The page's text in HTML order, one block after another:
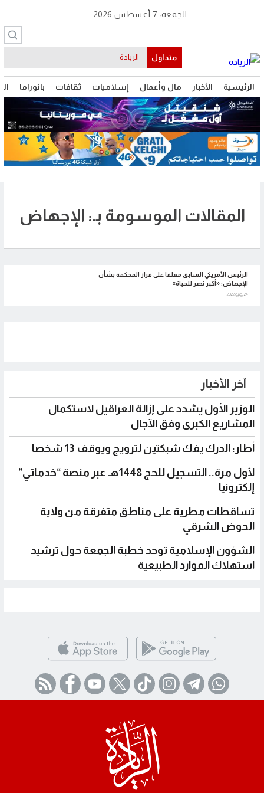
الرئيسية الأخبار مال وأعمال إسلاميات ثقافات بانوراما
الجمعة، 7 أغسطس 2026
متداول الريادة
المقالات الموسومة بـ: الإجهاض
الرئيس الأمريكي السابق معلقا على قرار المحكمة بشأن
الإجهاض: «أكبر نصر للحياة»
24 يونيو 2022
آخر الأخبار
الوزير الأول يشدد على إزالة العراقيل لاستكمال
المشاريع الكبرى وفق الآجال
أطار: الدرك يفك شبكتين لترويج ويوقف 13 شخصا
لأول مرة.. التسجيل للحج 1448هـ عبر منصة “خدماتي”
إلكترونيا
تساقطات مطرية على مناطق متفرقة من ولاية
الحوض الشرقي
الشؤون الإسلامية توحد خطبة الجمعة حول ترشيد
استهلاك الموارد الطبيعية